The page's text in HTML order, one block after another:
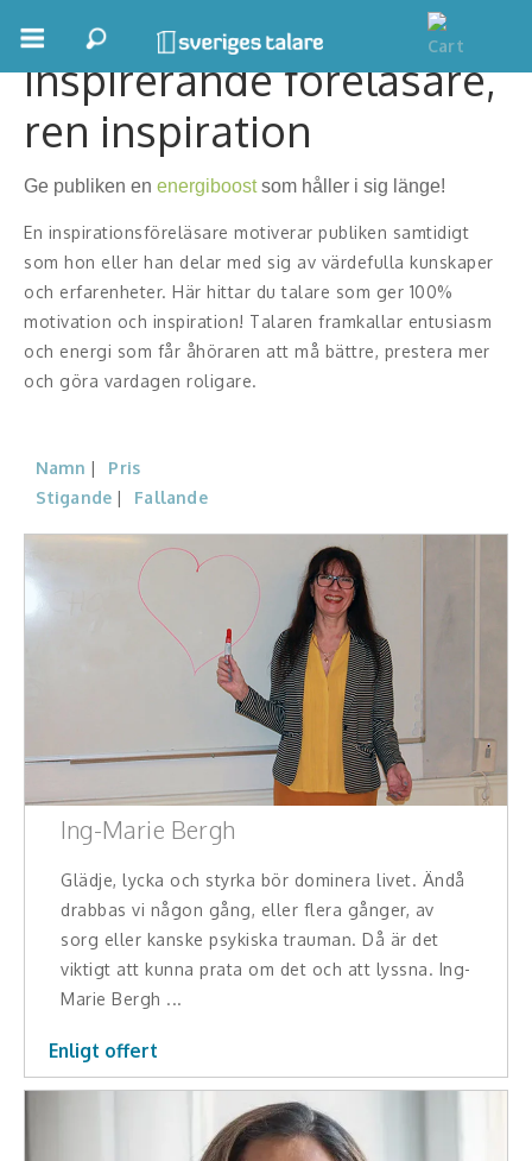
Boka ett möte
Samhällsnytta
Inspiration
Inspirerande Föreläsare
Life Stories & Trivsel
Moderator, konferencier
Konferencier
Workshopledare, facilitator
Radio och TV-profiler
Underhållning och event
Event
Ljus och belysning
Komiker
Inspirerande föreläsare,
ren inspiration
Ge publiken en energiboostsom håller i sig länge!
En inspirationsföreläsare motiverar publiken samtidigt
som hon eller han delar med sig av värdefulla kunskaper
och erfarenheter. Här hittar du talare som ger 100%
motivation och inspiration! Talaren framkallar entusiasm
och energi som får åhöraren att må bättre, prestera mer
och göra vardagen roligare.
Namn
Pris
Stigande
Fallande
Ing-Marie Bergh
Glädje, lycka och styrka bör dominera livet. Ändå
drabbas vi någon gång, eller flera gånger, av
sorg eller kanske psykiska trauman. Då är det
viktigt att kunna prata om det och att lyssna. Ing-
Marie Bergh ...
Enligt offert